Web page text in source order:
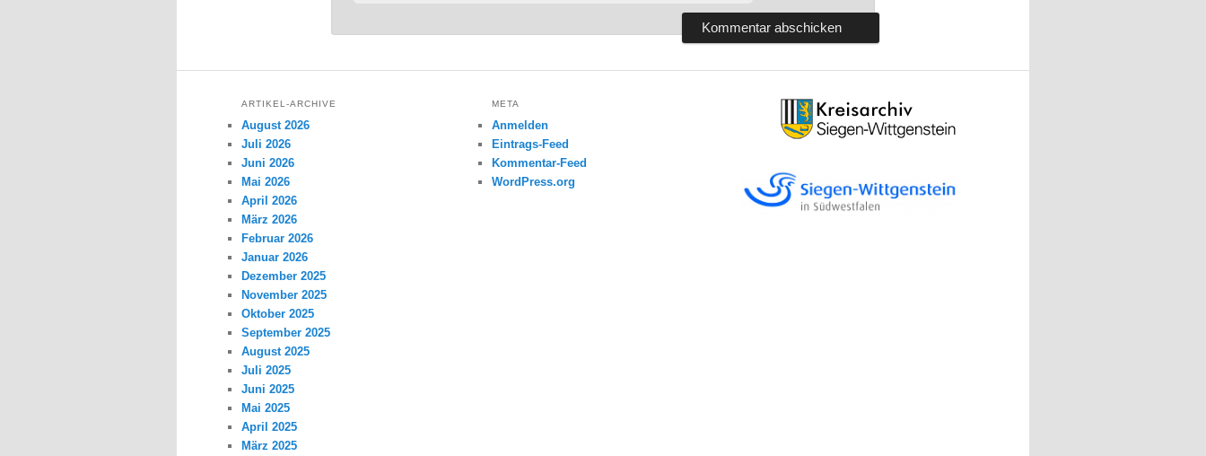
ARTIKEL-ARCHIVE
August 2026
Juli 2026
Juni 2026
Mai 2026
April 2026
März 2026
Februar 2026
Januar 2026
Dezember 2025
November 2025
Oktober 2025
September 2025
August 2025
Juli 2025
Juni 2025
Mai 2025
April 2025
März 2025
META
Anmelden
Eintrags-Feed
Kommentar-Feed
WordPress.org